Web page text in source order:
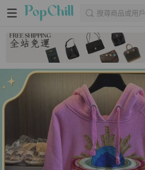
搜尋商品或用戶